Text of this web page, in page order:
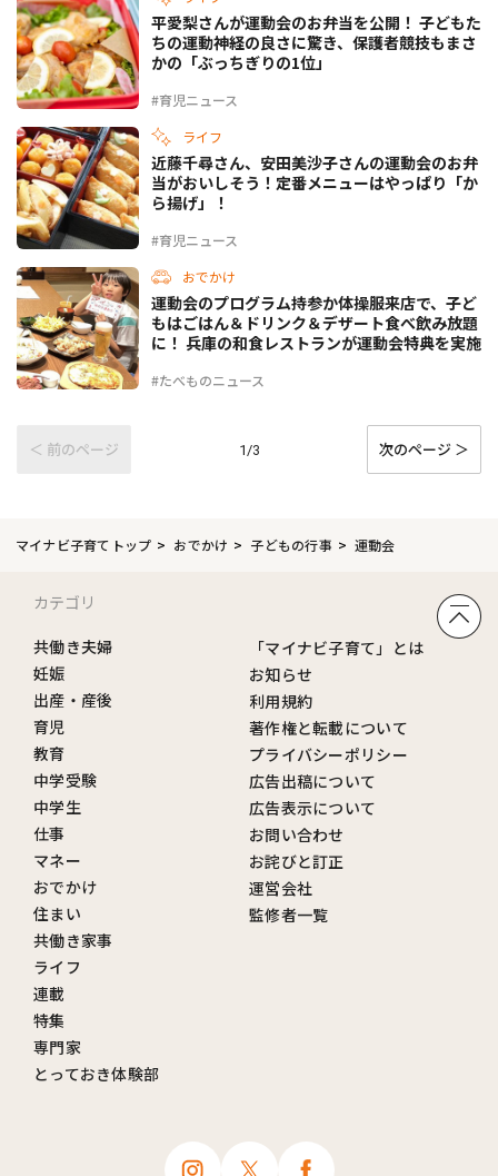
#育児ニュース
平愛梨さんが運動会のお弁当を公開！ 子どもた
ちの運動神経の良さに驚き、保護者競技もまさ
かの「ぶっちぎりの1位」
ライフ
#育児ニュース
近藤千尋さん、安田美沙子さんの運動会のお弁
当がおいしそう！定番メニューはやっぱり「か
ら揚げ」！
おでかけ
#たべものニュース
運動会のプログラム持参か体操服来店で、子ど
もはごはん＆ドリンク＆デザート食べ飲み放題
に！ 兵庫の和食レストランが運動会特典を実施
＜ 前のページ 1/3 次のページ ＞
マイナビ子育てトップ おでかけ 子どもの行事 運動会
カテゴリ
共働き夫婦
妊娠
出産・産後
育児
教育
中学受験
中学生
仕事
マネー
おでかけ
住まい
共働き家事
ライフ
連載
特集
専門家
とっておき体験部
「マイナビ子育て」とは
お知らせ
利用規約
著作権と転載について
プライバシーポリシー
広告出稿について
広告表示について
お問い合わせ
お詫びと訂正
運営会社
監修者一覧